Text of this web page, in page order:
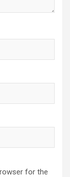
for the